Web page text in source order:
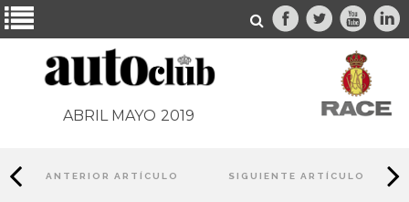
ABRIL MAYO 2019
ANTERIOR ARTÍCULO SIGUIENTE ARTÍCULO